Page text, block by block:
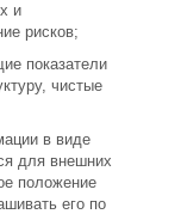
и
рисков;
показатели
чистые
в виде
для внешних
положение
его по